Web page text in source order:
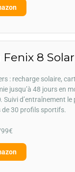
Fenix 8 Solar
: recharge solaire,
jusqu’à 48 jours en
Suivi d’entraînement
de 30 profils sportifs.